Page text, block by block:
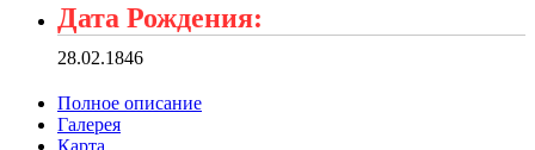
Дата Рождения:
28.02.1846
Полное описание
Галерея
Карта